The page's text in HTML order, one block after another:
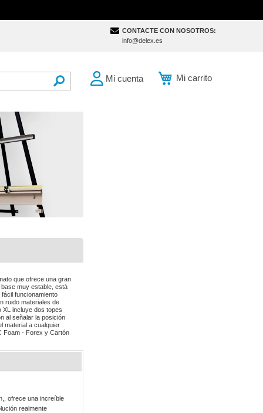
CONTACTE CON NOSOTROS:
info@delex.es
Mi carrito
Mi cuenta
que ofrece una gran
muy estable, está
funcionamiento
ruido materiales de
XL incluye dos topes
al señalar la posición
material a cualquier
Foam - Forex y Cartón
ofrece una increíble
realmente